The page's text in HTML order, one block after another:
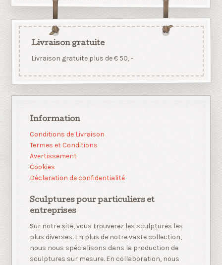
Livraison gratuite
Livraison gratuite plus de € 50, -
Information
Conditions de Livraison
Termes et Conditions
Avertissement
Cookies
Déclaration de confidentialité
Sculptures pour particuliers et
entreprises
Sur notre site, vous trouverez les sculptures les
plus diverses. En plus de notre vaste collection,
nous nous spécialisons dans la production de
sculptures sur mesure. En collaboration, nous